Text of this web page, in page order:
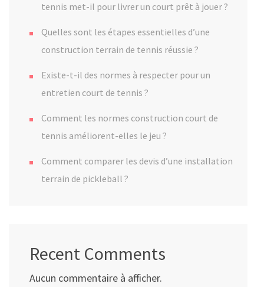
tennis met-il pour livrer un court prêt à jouer ?
Quelles sont les étapes essentielles d’une
construction terrain de tennis réussie ?
Existe-t-il des normes à respecter pour un
entretien court de tennis ?
Comment les normes construction court de
tennis améliorent-elles le jeu ?
Comment comparer les devis d’une installation
terrain de pickleball ?
Recent Comments
Aucun commentaire à afficher.